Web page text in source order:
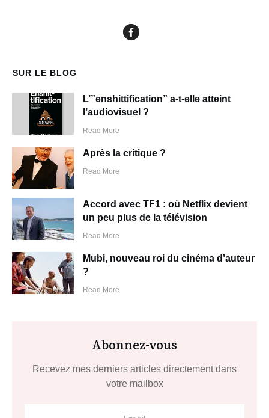
SUR LE BLOG
L’”enshittification” a-t-elle atteint
l’audiovisuel ?
Read More
Après la critique ?
Read More
Accord avec TF1 : où Netflix devient
un peu plus de la télévision
Read More
Mubi, nouveau roi du cinéma d’auteur
?
Read More
Abonnez-vous
Recevez mes derniers articles directement dans
votre mailbox